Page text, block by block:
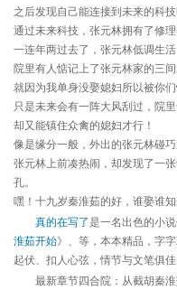
之后发现自己能连接到未来的科
通过未来科技，张元林拥有了修
一连年两过去了，张元林低调生
院里有人惦记上了张元林家的三间
就因为我单身没娶媳妇所以被你
只是未来会有一阵大风刮过，院
却又能镇住众禽的媳妇才行！
像是缘分一般，外出的张元林碰
张元林上前凑热闹，却发现了一
孔。
嘿！十九岁秦淮茹的好，谁娶谁知
真的在写了是一名出色的小
淮茹开始》、等，本本精品，字
起伏、扣人心弦，情节与文笔俱佳
最新章节四合院：从截胡秦